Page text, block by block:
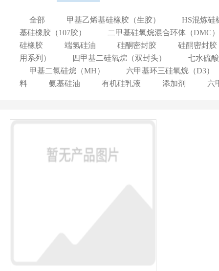
全部 甲基乙烯基硅橡胶（生胶）
HS混炼硅
基硅橡胶（107胶）
二甲基硅氧烷混合环体（DMC）
硅橡胶
端氢硅油 硅酮密封胶
硅酮密封
用系列）
四甲基二硅氧烷（双封头）
七水硫
甲基二氯硅烷（MH）
六甲基环三硅氧烷（D3）
料
氨基硅油 有机硅乳液 添加剂 六